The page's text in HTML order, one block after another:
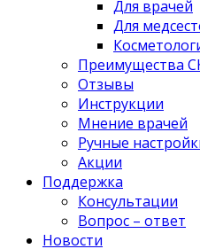
Для врачей
Для
Преимущества
Отзывы
Инструкции
Мнение врачей
Ручные
Акции
Поддержка
Консультации
Вопрос – ответ
Новости